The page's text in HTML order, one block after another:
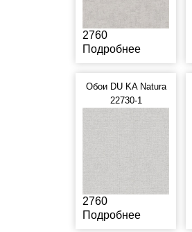
2760
Подробнее
Обои DU KA Natura
22730-1
2760
Подробнее